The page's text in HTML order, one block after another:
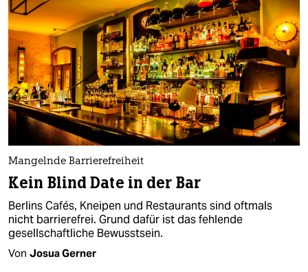
Mangelnde Barrierefreiheit
Kein Blind Date in der Bar
Berlins Cafés, Kneipen und Restaurants sind oftmals
nicht barrierefrei. Grund dafür ist das fehlende
gesellschaftliche Bewusstsein.
Von Josua Gerner